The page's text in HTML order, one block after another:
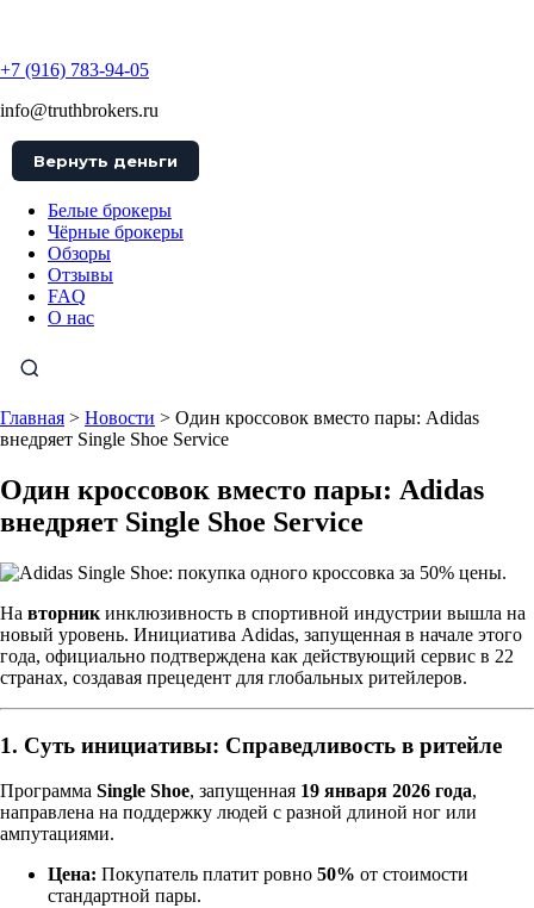
+7 (916) 783-94-05
info@truthbrokers.ru
Вернуть деньги
Белые брокеры
Чёрные брокеры
Обзоры
Отзывы
FAQ
О нас
Главная > Новости > Один кроссовок вместо пары: Adidas
внедряет Single Shoe Service
Один кроссовок вместо пары: Adidas
внедряет Single Shoe Service
На вторник инклюзивность в спортивной индустрии вышла на
новый уровень. Инициатива Adidas, запущенная в начале этого
года, официально подтверждена как действующий сервис в 22
странах, создавая прецедент для глобальных ритейлеров.
1. Суть инициативы: Справедливость в ритейле
Программа Single Shoe, запущенная 19 января 2026 года,
направлена на поддержку людей с разной длиной ног или
ампутациями.
Цена: Покупатель платит ровно 50% от стоимости
стандартной пары.